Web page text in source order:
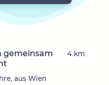
gemeinsam
aus Wien
4 km